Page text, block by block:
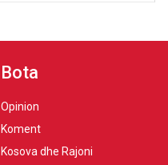
Bota
Opinion
Koment
Kosova dhe Rajoni